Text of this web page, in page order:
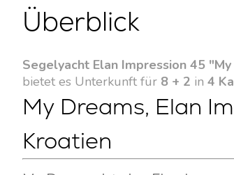
Überblick
Segelyacht Elan Impression 45
bietet es Unterkunft für 8 + 2 in 4
My Dreams, Elan
Kroatien